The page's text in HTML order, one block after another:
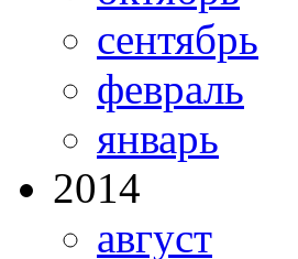
сентябрь
февраль
январь
2014
август